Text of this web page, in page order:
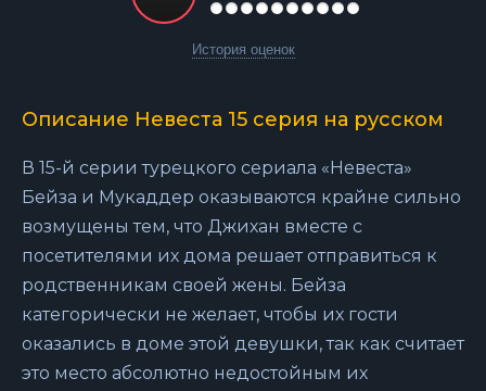
История оценок
Описание Невеста 15 серия на русском
В 15-й серии турецкого сериала «Невеста»
Бейза и Мукаддер оказываются крайне сильно
возмущены тем, что Джихан вместе с
посетителями их дома решает отправиться к
родственникам своей жены. Бейза
категорически не желает, чтобы их гости
оказались в доме этой девушки, так как считает
это место абсолютно недостойным их